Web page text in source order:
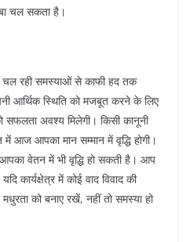
चल सकता है।
रही समस्याओं से काफी हद तक
आर्थिक स्थिति को मजबूत करने के लिए
अवश्य मिलेगी। किसी कानूनी
में आज आपका मान सम्मान में वृद्धि होगी।
वेतन में भी वृद्धि हो सकती है। आप
कार्यक्षेत्र में कोई वाद विवाद की
को बनाए रखें, नहीं तो समस्या हो